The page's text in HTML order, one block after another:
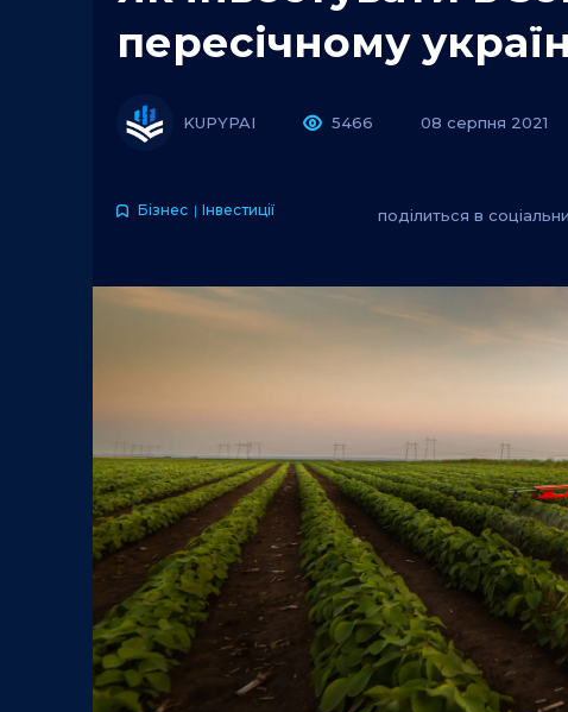
пересічному
KUPYPAI 5466 08 серпня 2021
Бізнес Інвестиції поділиться в